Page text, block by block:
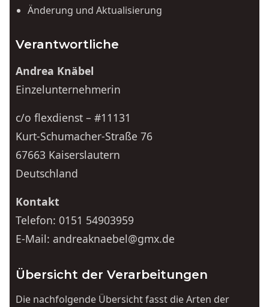
Änderung und Aktualisierung
Verantwortliche
Andrea Knäbel
Einzelunternehmerin
c/o flexdienst – #11131
Kurt-Schumacher-Straße 76
67663 Kaiserslautern
Deutschland
Kontakt
Telefon: 0151 54903959
E-Mail: andreaknaebel@gmx.de
Übersicht der Verarbeitungen
Die nachfolgende Übersicht fasst die Arten der